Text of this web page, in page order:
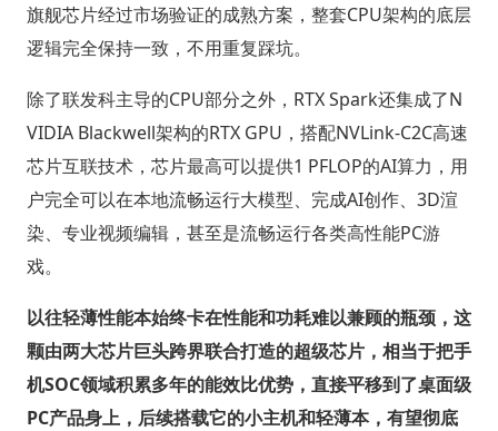
旗舰芯片经过市场验证的成熟方案，整套CPU架构的底层
逻辑完全保持一致，不用重复踩坑。
除了联发科主导的CPU部分之外，RTX Spark还集成了N
VIDIA Blackwell架构的RTX GPU，搭配NVLink-C2C高速
芯片互联技术，芯片最高可以提供1 PFLOP的AI算力，用
户完全可以在本地流畅运行大模型、完成AI创作、3D渲
染、专业视频编辑，甚至是流畅运行各类高性能PC游
戏。
以往轻薄性能本始终卡在性能和功耗难以兼顾的瓶颈，这
颗由两大芯片巨头跨界联合打造的超级芯片，相当于把手
机SOC领域积累多年的能效比优势，直接平移到了桌面级
PC产品身上，后续搭载它的小主机和轻薄本，有望彻底